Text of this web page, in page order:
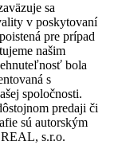
sa
v poskytovaní
pre prípad
našim
bola
s
spoločnosti.
predaji či
sú autorským
s.r.o.